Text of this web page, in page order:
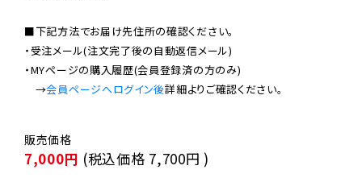
■下記方法でお届け先住所の確認ください。
・受注メール(注文完了後の自動返信メール)
・MYページの購入履歴(会員登録済の方のみ)
→会員ページへログイン後
7,000円 (税込価格 7,700円 )